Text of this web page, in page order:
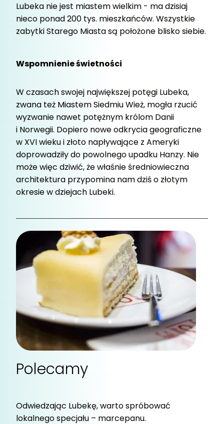
Lubeka nie jest miastem wielkim - ma dzisiaj
nieco ponad 200 tys. mieszkańców. Wszystkie
zabytki Starego Miasta są położone blisko siebie.
Wspomnienie świetności
W czasach swojej największej potęgi Lubeka,
zwana też Miastem Siedmiu Wież, mogła rzucić
wyzwanie nawet potężnym królom Danii
i Norwegii. Dopiero nowe odkrycia geograficzne
w XVI wieku i złoto napływające z Ameryki
doprowadziły do powolnego upadku Hanzy. Nie
może więc dziwić, że właśnie średniowieczna
architektura przypomina nam dziś o złotym
okresie w dziejach Lubeki.
Polecamy
Odwiedzając Lubekę, warto spróbować
lokalnego specjału – marcepanu.